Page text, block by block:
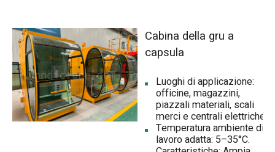
Cabina della gru a
capsula
Luoghi di applicazione:
officine, magazzini,
piazzali materiali, scali
merci e centrali elettriche.
Temperatura ambiente di
lavoro adatta: 5–35°C.